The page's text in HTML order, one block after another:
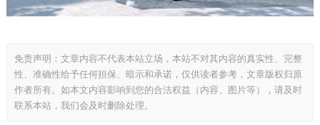
免责声明：文章内容不代表本站立场，本站不对其内容的真实性、完整
性、准确性给予任何担保、暗示和承诺，仅供读者参考，文章版权归原
作者所有。如本文内容影响到您的合法权益（内容、图片等），请及时
联系本站，我们会及时删除处理。